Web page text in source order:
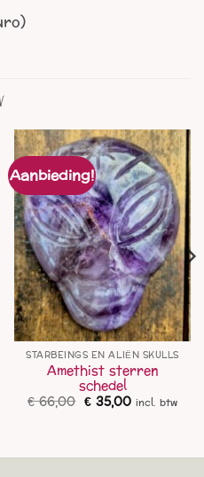
Aanbieding!
STARBEINGS EN ALIËN SKULLS
Amethist sterren
schedel
€66,00 Oorspronkelijke
prijs
€35,00Huidige
prijs
incl. btw